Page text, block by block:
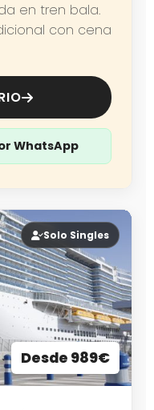
en tren bala.
con cena
WhatsApp
Solo Singles
Desde 989€